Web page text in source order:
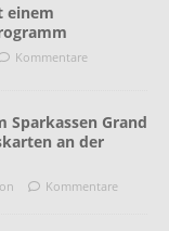
einem
Kommentare
Sparkassen Grand
an der
Kommentare